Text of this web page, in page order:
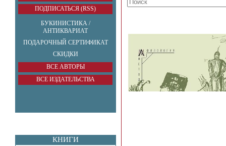
ПОДПИСАТЬСЯ (RSS)
БУКИНИСТИКА /
АНТИКВАРИАТ
ПОДАРОЧНЫЙ СЕРТИФИКАТ
СКИДКИ
ВСЕ АВТОРЫ
ВСЕ ИЗДАТЕЛЬСТВА
КНИГИ